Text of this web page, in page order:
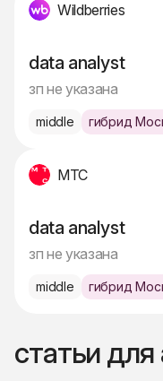
Wildberries
data analyst
зп не указана
middle гибрид
МТС
data analyst
зп не указана
middle гибрид
статьи для